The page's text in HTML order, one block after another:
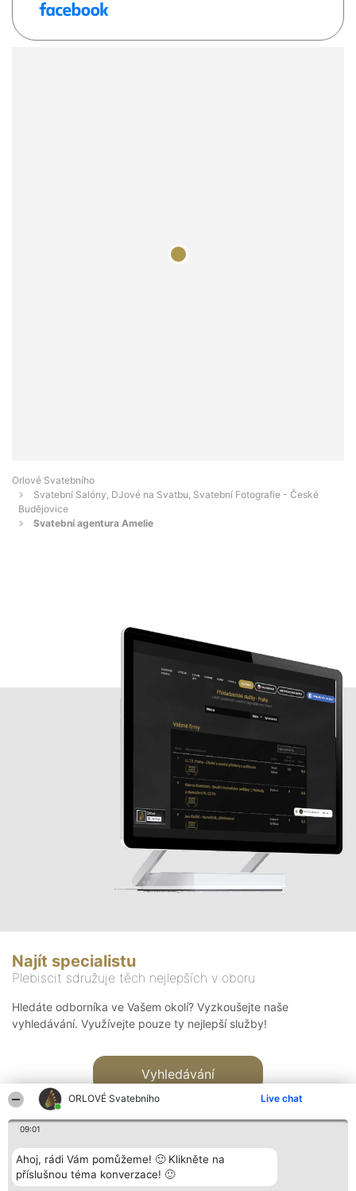
ORLOVÉ Svatebního Live chat
09:01
Ahoj, rádi Vám pomůžeme! 🙂 Klikněte na
příslušnou téma konverzace! 🙂
Orlové Svatebního
Svatební Salóny, DJové na Svatbu, Svatební Fotografie - České
Budějovice
Svatební agentura Amelie
Najít specialistu
Plebiscit sdružuje těch nejlepších v oboru
Hledáte odborníka ve Vašem okolí? Vyzkoušejte naše
vyhledávání. Využívejte pouze ty nejlepší služby!
Vyhledávání